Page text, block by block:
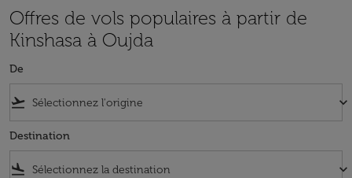
Offres de vols populaires à partir de
Kinshasa à Oujda
De
flight_takeoff keyboard_arrow_down
Destination
flight_land keyboard_arrow_down